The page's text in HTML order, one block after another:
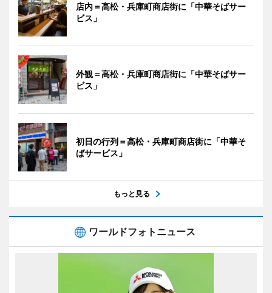
店内＝高松・兵庫町商店街に「中華そばサー
ビス」
外観＝高松・兵庫町商店街に「中華そばサー
ビス」
初日の行列＝高松・兵庫町商店街に「中華そ
ばサービス」
もっと見る
ワールドフォトニュース